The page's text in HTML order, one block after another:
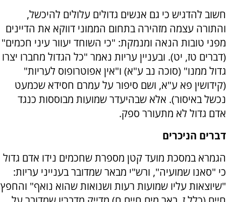
חשוב להדגיש כי גם אנשים גדולים עלולים להיכשל,
והתורה עצמה מזהירה בתחום הממוני דווקא את הדיינים
מפני טובות הנאה ומנמקת: "כי השוחד יעוור עיני חכמים"
(דברים טז, יט). ובעניין עריות נאמר "כל הגדול מחברו יצרו
גדול ממנו" (סוכה נב ע"א) ו"אין אפוטרופוס לעריות"
(קידושין פא ע"א, ושם סיפור על עמרם חסידא שכמעט
נכשל באיסור). אלא שבהיעדר שמועות מבוססות כנגד
אדם גדול לא מתעורר ספק.
דברים הניכרים
הגמרא במסכת מועד קטן מספרת שחכמים נידו אדם גדול
כי "סאנו שמועיה", ורש"י מבאר שמדובר בענייני עריות:
"שיוצאות עליו שמועות רעות ושנואות שהוא נואף" והחפץ